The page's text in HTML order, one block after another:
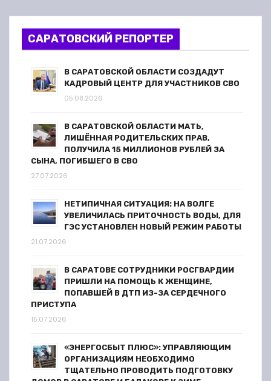
о
САРАТОВСКИЙ РЕПОРТЕР
В САРАТОВСКОЙ ОБЛАСТИ СОЗДАДУТ
КАДРОВЫЙ ЦЕНТР ДЛЯ УЧАСТНИКОВ СВО
05.08.2026
В САРАТОВСКОЙ ОБЛАСТИ МАТЬ,
ЛИШЁННАЯ РОДИТЕЛЬСКИХ ПРАВ,
ПОЛУЧИЛА 15 МИЛЛИОНОВ РУБЛЕЙ ЗА
СЫНА, ПОГИБШЕГО В СВО
27.07.2026
НЕТИПИЧНАЯ СИТУАЦИЯ: НА ВОЛГЕ
УВЕЛИЧИЛАСЬ ПРИТОЧНОСТЬ ВОДЫ, ДЛЯ
ГЭС УСТАНОВЛЕН НОВЫЙ РЕЖИМ РАБОТЫ
21.07.2026
В САРАТОВЕ СОТРУДНИКИ РОСГВАРДИИ
ПРИШЛИ НА ПОМОЩЬ К ЖЕНЩИНЕ,
ПОПАВШЕЙ В ДТП ИЗ-ЗА СЕРДЕЧНОГО
ПРИСТУПА
15.07.2026
«ЭНЕРГОСБЫТ ПЛЮС»: УПРАВЛЯЮЩИМ
ОРГАНИЗАЦИЯМ НЕОБХОДИМО
ТЩАТЕЛЬНО ПРОВОДИТЬ ПОДГОТОВКУ